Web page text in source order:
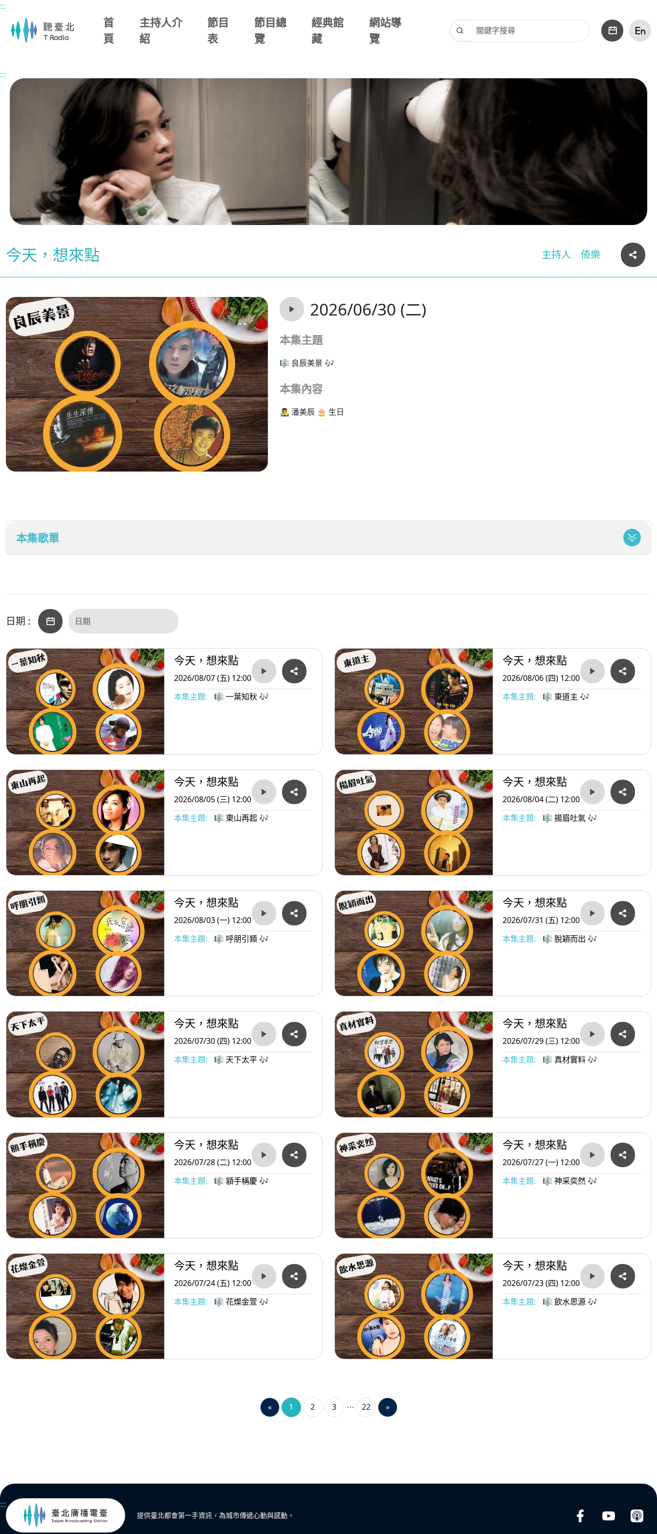
主要內容區塊
:::
首
頁
主持人介
紹
節目
表
節目總
覽
經典館
藏
網站導
覽
:::
今天，想來點 主持人 倚樂
2026/06/30 (二)
本集主題
🎼 良辰美景 🎶
本集內容
👨‍🎤 潘美辰 🎂 生日
本集歌單
日期 :
今天，想來點
2026/08/07 (五) 12:00
本集主題:
🎼 一葉知秋 🎶
今天，想來點
2026/08/06 (四) 12:00
本集主題:
🎼 東道主 🎶
今天，想來點
2026/08/05 (三) 12:00
本集主題:
🎼 東山再起 🎶
今天，想來點
2026/08/04 (二) 12:00
本集主題:
🎼 揚眉吐氣 🎶
今天，想來點
2026/08/03 (一) 12:00
本集主題:
🎼 呼朋引類 🎶
今天，想來點
2026/07/31 (五) 12:00
本集主題:
🎼 脫穎而出 🎶
今天，想來點
2026/07/30 (四) 12:00
本集主題:
🎼 天下太平 🎶
今天，想來點
2026/07/29 (三) 12:00
本集主題:
🎼 真材實料 🎶
今天，想來點
2026/07/28 (二) 12:00
本集主題:
🎼 額手稱慶 🎶
今天，想來點
2026/07/27 (一) 12:00
本集主題:
🎼 神采奕然 🎶
今天，想來點
2026/07/24 (五) 12:00
本集主題:
🎼 花燦金萱 🎶
今天，想來點
2026/07/23 (四) 12:00
本集主題:
🎼 飲水思源 🎶
« 1 2 3 22 »
:::
提供臺北都會第一手資訊，為城市傳遞心動與感動。